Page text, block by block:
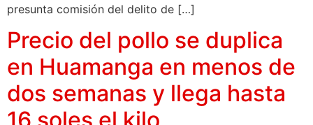
presunta comisión del delito de […]
Precio del pollo se duplica
en Huamanga en menos de
dos semanas y llega hasta